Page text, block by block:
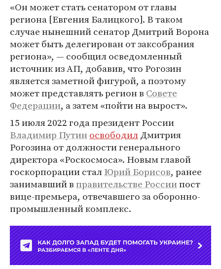
«Он может стать сенатором от главы
региона [Евгения Балицкого]. В таком
случае нынешний сенатор Дмитрий Ворона
может быть делегирован от заксобрания
региона», — сообщил осведомленный
источник из АП, добавив, что Рогозин
является заметной фигурой, а поэтому
может представлять регион в Совете
Федерации, а затем «пойти на вырост».
15 июля 2022 года президент России
Владимир Путин освободилДмитрия
Рогозина от должности генерального
директора «Роскосмоса». Новым главой
госкорпорации сталЮрий Борисов, ранее
занимавший вправительстве Россиипост
вице-премьера, отвечавшего за оборонно-
промышленный комплекс.